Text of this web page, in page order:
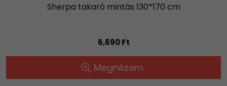
Sherpa takaró mintás 130*170 cm
6,690 Ft
Megnézem